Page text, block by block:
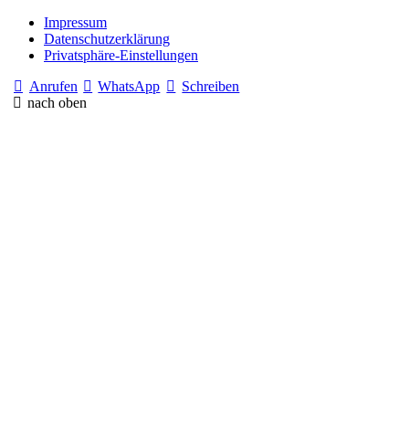
Impressum
Datenschutzerklärung
Privatsphäre-Einstellungen
Anrufen
WhatsApp
Schreiben
nach oben